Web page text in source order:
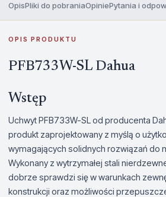
OpisPliki do pobraniaOpiniePytania i
OPIS PRODUKTU
PFB733W-SL Dahua
Wstęp
Uchwyt PFB733W-SL od producenta
produkt zaprojektowany z myślą o
wymagających solidnych rozwiązań do
Wykonany z wytrzymałej stali
dobrze sprawdzi się w warunkach
konstrukcji oraz możliwości